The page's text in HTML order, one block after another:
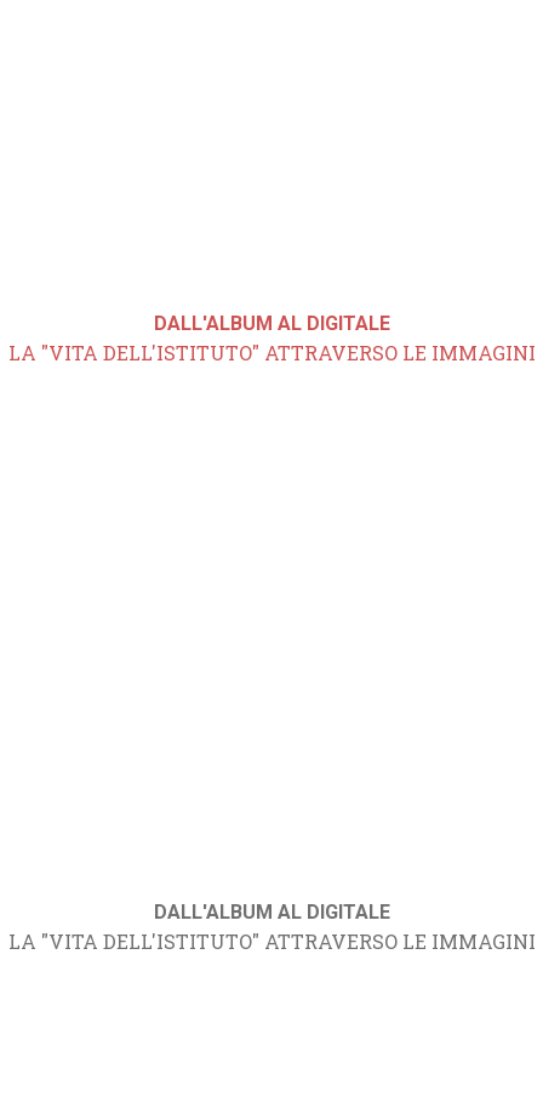
DALL'ALBUM AL DIGITALE
LA "VITA DELL'ISTITUTO" ATTRAVERSO LE IMMAGINI
DALL'ALBUM AL DIGITALE
LA "VITA DELL'ISTITUTO" ATTRAVERSO LE IMMAGINI